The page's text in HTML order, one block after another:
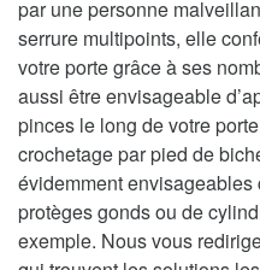
par une personne
serrure multipoints, elle
votre porte grâce à ses
aussi être envisageable
pinces le long de votre
crochetage par pied de
évidemment envisageables
protèges gonds ou de
exemple. Nous vous